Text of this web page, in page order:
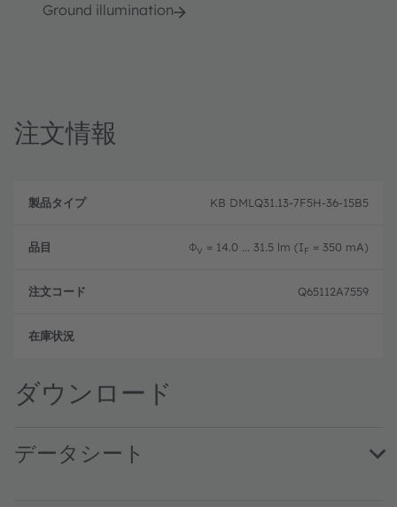
Ground illumination
注文情報
品
プ
品
KB DMLQ31.13-7F5H-36-15B5
ΦV = 14.0 ... 31.5 lm (IF = 350 mA)
Q65112A7559
ダウンロード
データシート